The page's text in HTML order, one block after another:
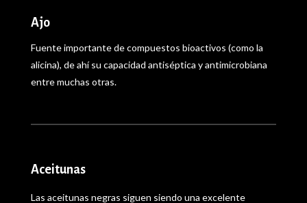
Ajo
Fuente importante de compuestos bioactivos (como la
alicina), de ahí su capacidad antiséptica y antimicrobiana
entre muchas otras.
Aceitunas
Las aceitunas negras siguen siendo una excelente